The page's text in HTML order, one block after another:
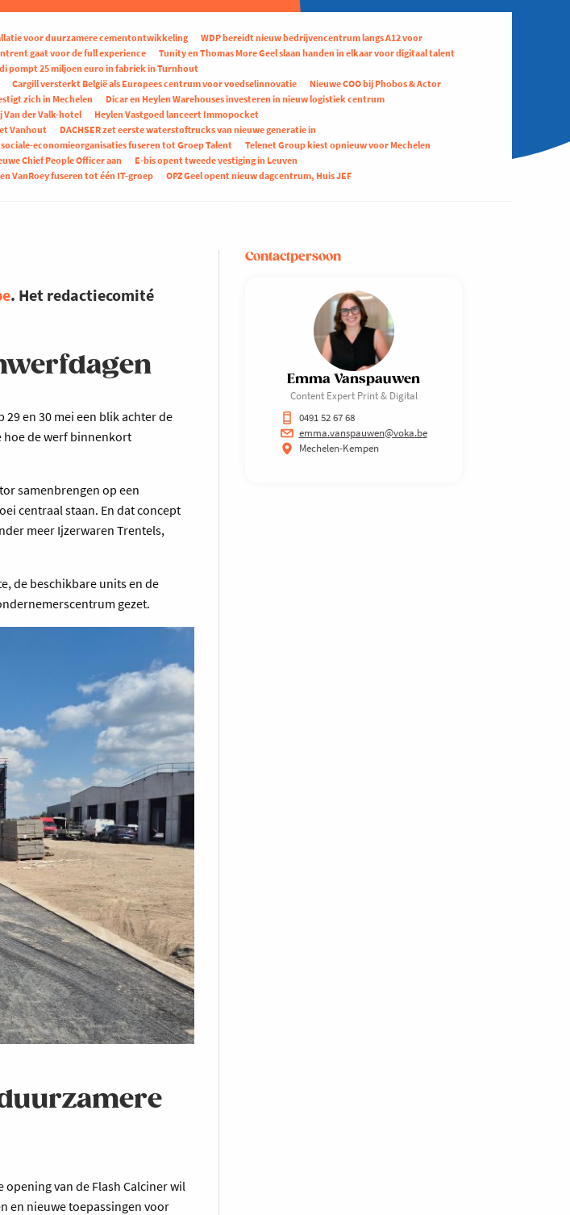
voor duurzamere cementontwikkeling
WDP bereidt nieuw bedrijvencentrum langs A12 voor
gaat voor de full experience
Tunity en Thomas More Geel slaan handen in elkaar voor digitaal talent
pompt 25 miljoen euro in fabriek in Turnhout
Cargill versterkt België als Europees centrum voor voedselinnovatie
Nieuwe COO bij Phobos & Actor
zich in Mechelen
Dicar en Heylen Warehouses investeren in nieuw logistiek centrum
Van der Valk-hotel
Heylen Vastgoed lanceert Immopocket
Vanhout
DACHSER zet eerste waterstoftrucks van nieuwe generatie in
sociale-economieorganisaties fuseren tot Groep Talent
Telenet Group kiest opnieuw voor Mechelen
Chief People Officer aan
E-bis opent tweede vestiging in Leuven
VanRoey fuseren tot één IT-groep OPZ Geel opent nieuw dagcentrum, Huis JEF
. Het redactiecomité
en 30 mei een blik achter de
hoe de werf binnenkort
samenbrengen op een
centraal staan. En dat concept
meer Ijzerwaren Trentels,
de beschikbare units en de
gezet.
van de Flash Calciner wil
en nieuwe toepassingen voor
Contactpersoon
Emma Vanspauwen
Content Expert Print & Digital
0491 52 67 68
emma.vanspauwen@voka.be
Mechelen-Kempen